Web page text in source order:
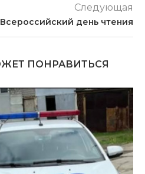
Следующая
Всероссийский день чтения
ПОНРАВИТЬСЯ